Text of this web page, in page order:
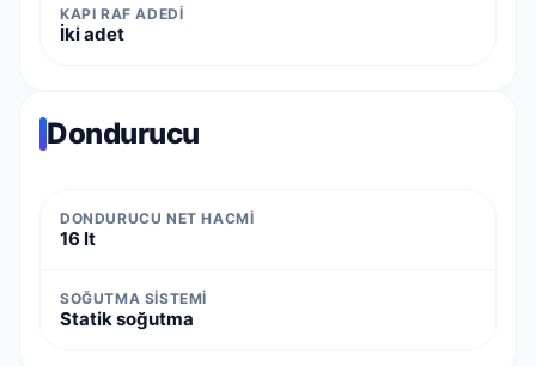
KAPI RAF ADEDI
İki adet
Dondurucu
DONDURUCU NET HACMI
16 lt
SOĞUTMA SISTEMI
Statik soğutma